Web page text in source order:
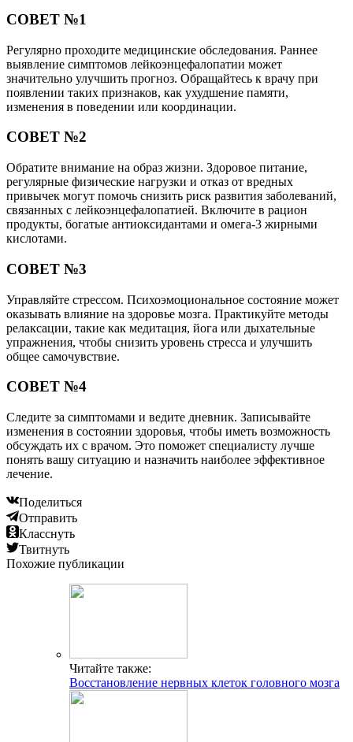
СОВЕТ №1
Регулярно проходите медицинские обследования. Раннее
выявление симптомов лейкоэнцефалопатии может
значительно улучшить прогноз. Обращайтесь к врачу при
появлении таких признаков, как ухудшение памяти,
изменения в поведении или координации.
СОВЕТ №2
Обратите внимание на образ жизни. Здоровое питание,
регулярные физические нагрузки и отказ от вредных
привычек могут помочь снизить риск развития заболеваний,
связанных с лейкоэнцефалопатией. Включите в рацион
продукты, богатые антиоксидантами и омега-3 жирными
кислотами.
СОВЕТ №3
Управляйте стрессом. Психоэмоциональное состояние может
оказывать влияние на здоровье мозга. Практикуйте методы
релаксации, такие как медитация, йога или дыхательные
упражнения, чтобы снизить уровень стресса и улучшить
общее самочувствие.
СОВЕТ №4
Следите за симптомами и ведите дневник. Записывайте
изменения в состоянии здоровья, чтобы иметь возможность
обсуждать их с врачом. Это поможет специалисту лучше
понять вашу ситуацию и назначить наиболее эффективное
лечение.
Поделиться
Отправить
Класснуть
Твитнуть
Похожие публикации
Читайте также:
Восстановление нервных клеток головного мозга